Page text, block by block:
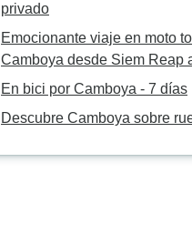
privado
Emocionante viaje en moto
Camboya desde Siem Reap
Banlung y Kratie - 7 Días
En bici por Camboya - 7 días
Descubre Camboya sobre